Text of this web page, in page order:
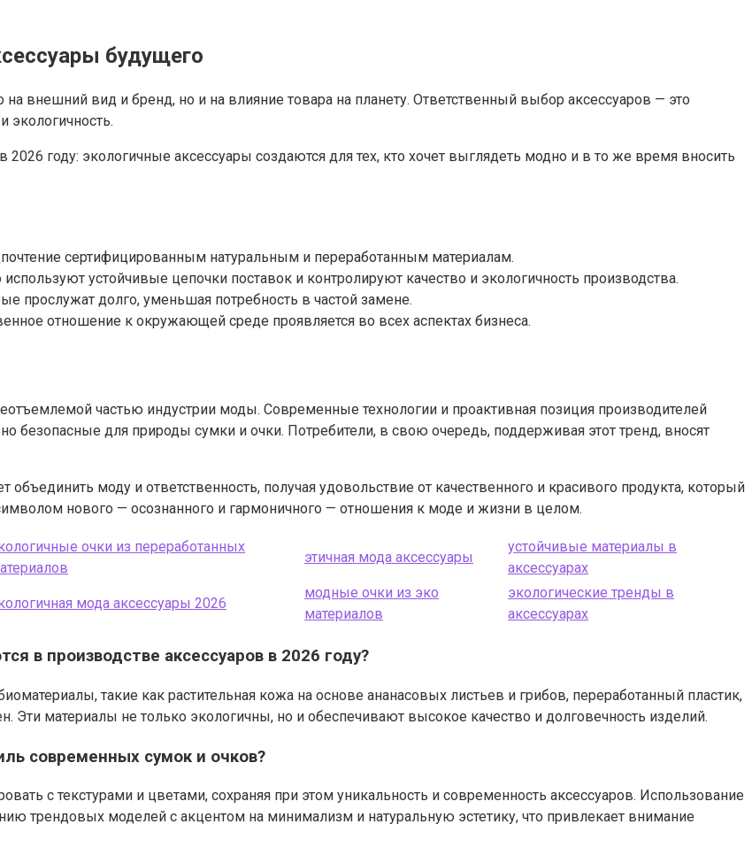
будущего
внешний вид и бренд, но и на влияние товара на планету. Ответственный выбор аксессуаров — это
экологичность.
2026 году: экологичные аксессуары создаются для тех, кто хочет выглядеть модно и в то же время вносить
сертифицированным натуральным и переработанным материалам.
используют устойчивые цепочки поставок и контролируют качество и экологичность производства.
прослужат долго, уменьшая потребность в частой замене.
отношение к окружающей среде проявляется во всех аспектах бизнеса.
частью индустрии моды. Современные технологии и проактивная позиция производителей
безопасные для природы сумки и очки. Потребители, в свою очередь, поддерживая этот тренд, вносят
моду и ответственность, получая удовольствие от качественного и красивого продукта, который
нового — осознанного и гармоничного — отношения к моде и жизни в целом.
очки из переработанных
этичная мода аксессуары
устойчивые материалы в
аксессуарах
мода аксессуары 2026
модные очки из эко
материалов
экологические тренды в
аксессуарах
в производстве аксессуаров в 2026 году?
такие как растительная кожа на основе ананасовых листьев и грибов, переработанный пластик,
Эти материалы не только экологичны, но и обеспечивают высокое качество и долговечность изделий.
современных сумок и очков?
с текстурами и цветами, сохраняя при этом уникальность и современность аксессуаров. Использование
трендовых моделей с акцентом на минимализм и натуральную эстетику, что привлекает внимание